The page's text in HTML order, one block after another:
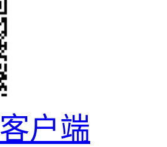
客户端